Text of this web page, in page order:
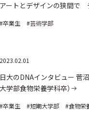
ートとデザインの狭間で
卒業生 #芸術学部
大のDNAインタビュー 菅
学部食物栄養学科卒）
卒業生 #短期大学部 #食物栄